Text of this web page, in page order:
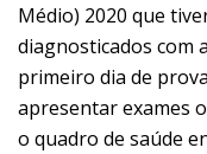
Médio) 2020 que
diagnosticados com
primeiro dia de
apresentar exames
o quadro de saúde